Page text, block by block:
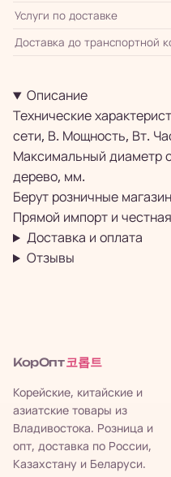
Услуги по доставке
Доставка до транспортной
Описание
Технические
сети, В. Мощность, Вт.
Максимальный диаметр
дерево, мм.
Берут розничные
Прямой импорт и
Доставка и оплата
Отзывы
КорОпт 코롭트
Корейские, китайские и
азиатские товары из
Владивостока. Розница и
опт, доставка по России,
Казахстану и Беларуси.